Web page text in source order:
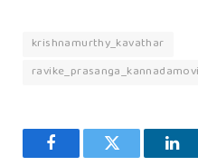
krishnamurthy_kavathar
FacebookTwitter